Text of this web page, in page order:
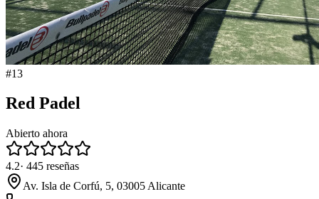
#13
Red Padel
Abierto ahora
4.2· 445 reseñas
Av. Isla de Corfú, 5, 03005 Alicante